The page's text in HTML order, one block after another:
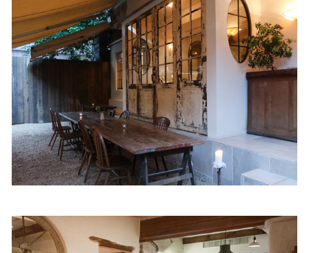
歷史區
關於Yilan
個人著作
活動實況記錄
媒體報導一覽
合作與代言
訂閱電子報